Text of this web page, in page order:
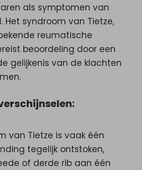
als symptomen van
Het syndroom van Tietze,
reumatische
beoordeling door een
gelijkenis van de klachten
van Tietze is vaak één
tegelijk ontstoken,
of derde rib aan één